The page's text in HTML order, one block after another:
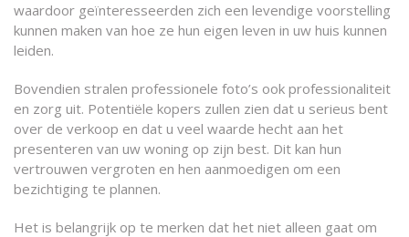
waardoor geïnteresseerden zich een levendige voorstelling
kunnen maken van hoe ze hun eigen leven in uw huis kunnen
leiden.
Bovendien stralen professionele foto’s ook professionaliteit
en zorg uit. Potentiële kopers zullen zien dat u serieus bent
over de verkoop en dat u veel waarde hecht aan het
presenteren van uw woning op zijn best. Dit kan hun
vertrouwen vergroten en hen aanmoedigen om een
bezichtiging te plannen.
Het is belangrijk op te merken dat het niet alleen gaat om